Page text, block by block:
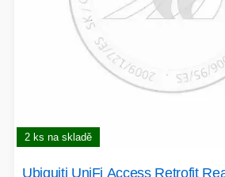
2 ks na skladě
Ubiquiti UniFi Access Retrofit